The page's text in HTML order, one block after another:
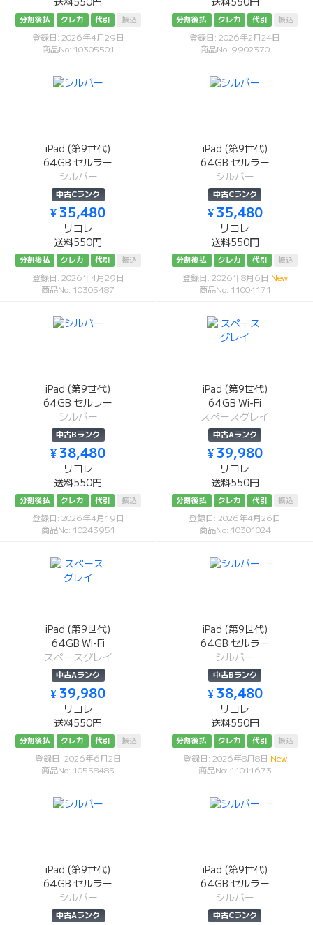
分割後払 クレカ 代引 振込
登録日: 2026年4月29日
商品No: 10305501
分割後払 クレカ 代引 振込
登録日: 2026年2月24日
商品No: 9902370
iPad (第9世代)
64GB セルラー
シルバー
中古Cランク
¥ 35,480
リコレ
送料550円
分割後払 クレカ 代引 振込
登録日: 2026年4月29日
商品No: 10305487
iPad (第9世代)
64GB セルラー
シルバー
中古Cランク
¥ 35,480
リコレ
送料550円
分割後払 クレカ 代引 振込
登録日: 2026年8月6日 New
商品No: 11004171
iPad (第9世代)
64GB セルラー
シルバー
中古Bランク
¥ 38,480
リコレ
送料550円
分割後払 クレカ 代引 振込
登録日: 2026年4月19日
商品No: 10243951
iPad (第9世代)
64GB Wi-Fi
スペースグレイ
中古Aランク
¥ 39,980
リコレ
送料550円
分割後払 クレカ 代引 振込
登録日: 2026年4月26日
商品No: 10301024
iPad (第9世代)
64GB Wi-Fi
スペースグレイ
中古Aランク
¥ 39,980
リコレ
送料550円
分割後払 クレカ 代引 振込
登録日: 2026年6月2日
商品No: 10558485
iPad (第9世代)
64GB セルラー
シルバー
中古Bランク
¥ 38,480
リコレ
送料550円
分割後払 クレカ 代引 振込
登録日: 2026年8月8日 New
商品No: 11011673
iPad (第9世代)
64GB セルラー
シルバー
中古Aランク
iPad (第9世代)
64GB セルラー
シルバー
中古Cランク